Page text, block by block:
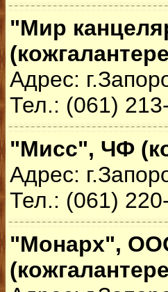
"Мир
Адрес:
Тел.: (061)
"Мисс", ЧФ
Адрес:
Тел.: (061)
"Монарх",